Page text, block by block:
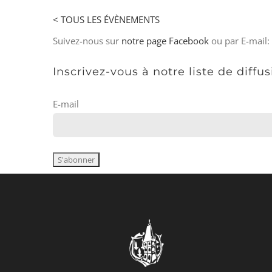
< TOUS LES ÉVÈNEMENTS
Suivez-nous sur notre page Facebook ou par E-mail:
Inscrivez-vous à notre liste de
E-mail